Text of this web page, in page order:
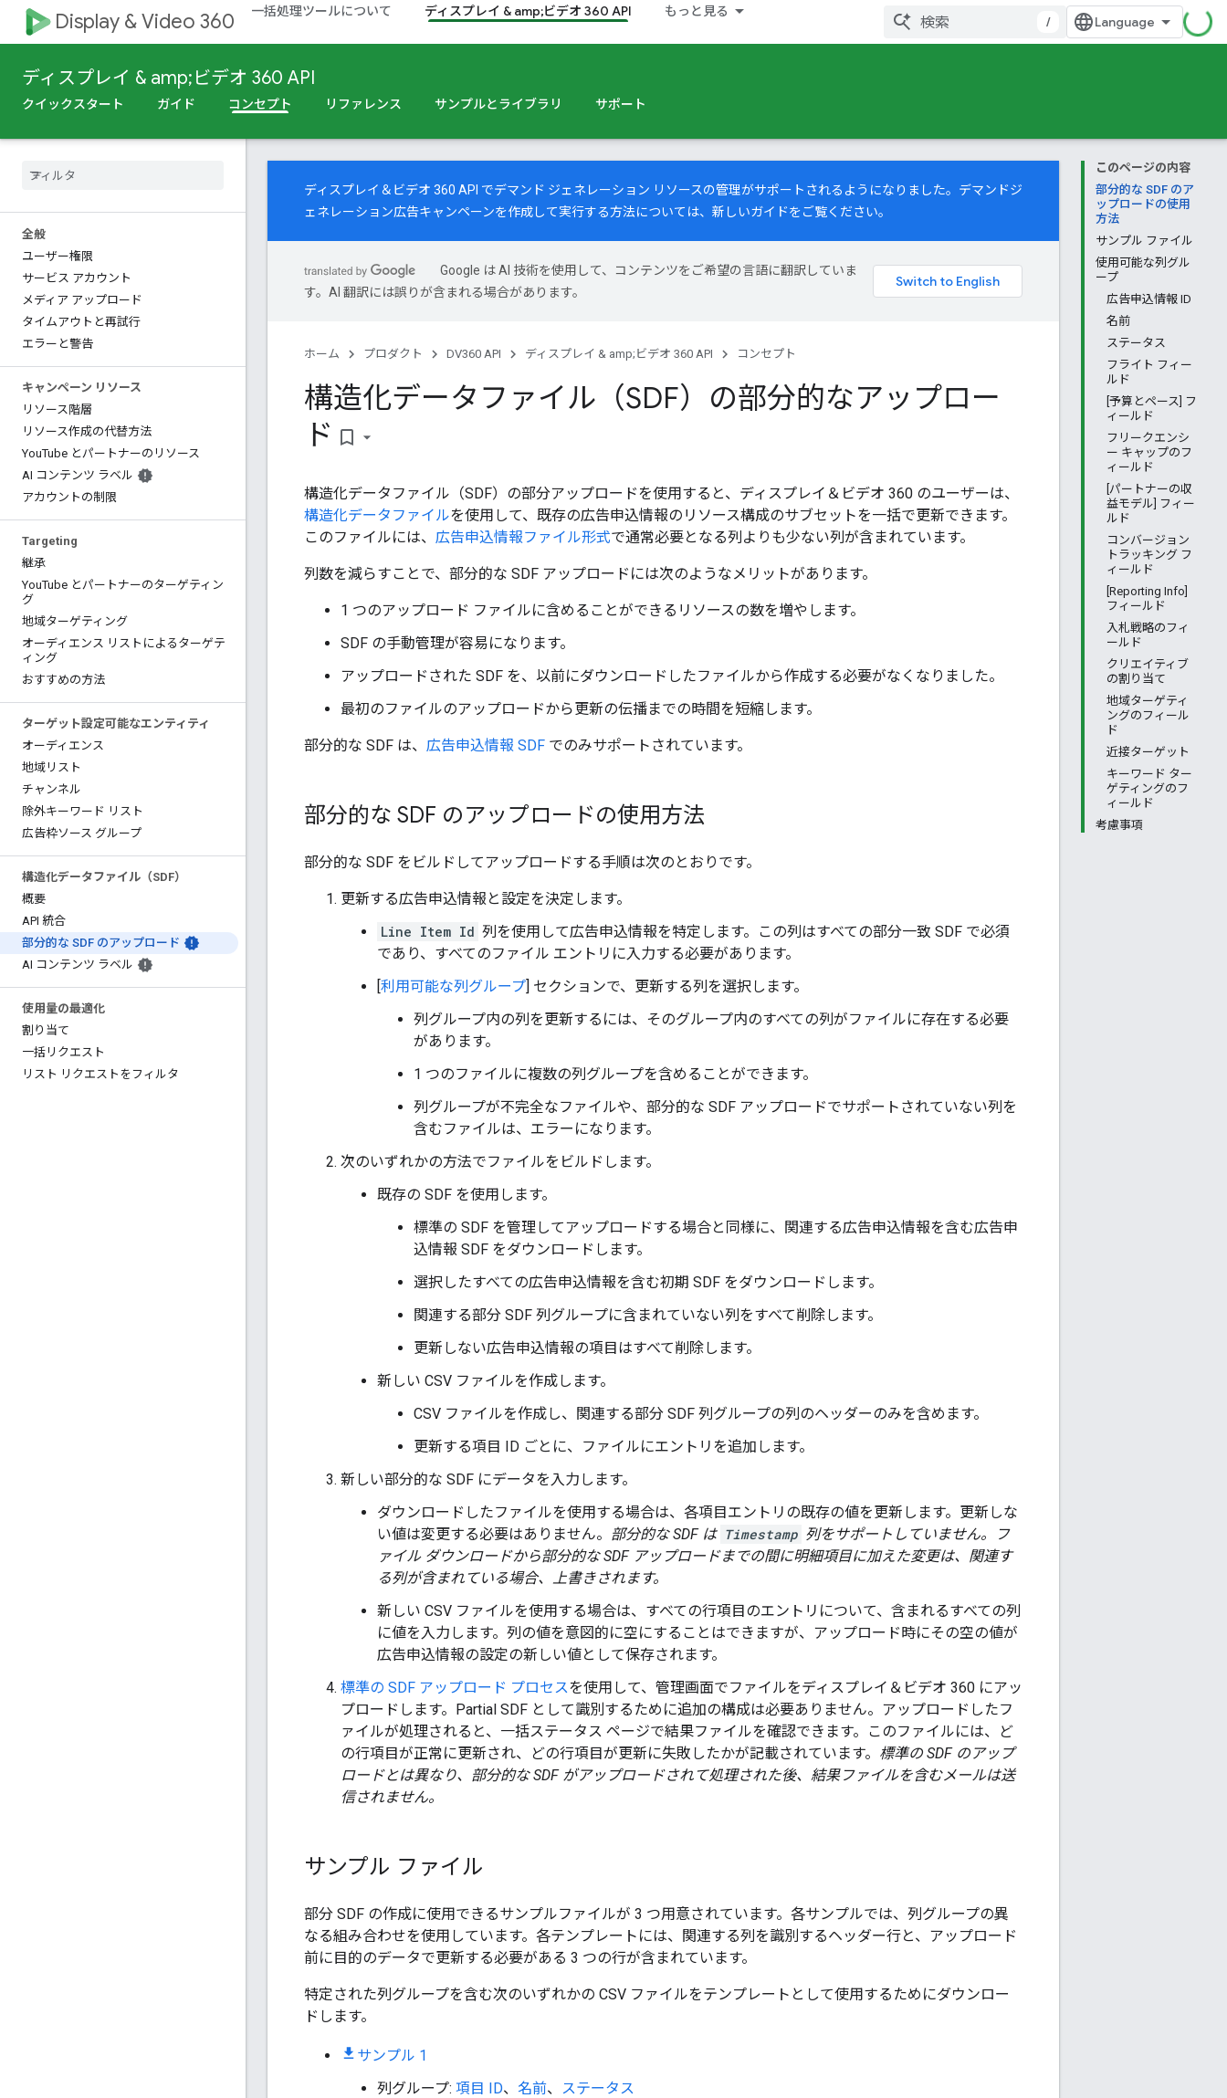
Display & Video 360 一括処理ツールについて ディスプレイ & amp;ビデオ 360 API もっと見る
/
ディスプレイ & amp;ビデオ 360 API
クイックスタート ガイド コンセプト リファレンス サンプルとライブラリ サポート
全般
ユーザー権限
サービス アカウント
メディア アップロード
タイムアウトと再試行
エラーと警告
キャンペーン リソース
リソース階層
リソース作成の代替方法
YouTube とパートナーのリソース
AI コンテンツ ラベル
アカウントの制限
Targeting
継承
YouTube とパートナーのターゲティン
グ
地域ターゲティング
オーディエンス リストによるターゲテ
ィング
おすすめの方法
ターゲット設定可能なエンティティ
オーディエンス
地域リスト
チャンネル
除外キーワード リスト
広告枠ソース グループ
構造化データファイル（SDF）
概要
API 統合
部分的な SDF のアップロード
AI コンテンツ ラベル
使用量の最適化
割り当て
一括リクエスト
リスト リクエストをフィルタ
このページの内容
部分的な SDF のア
ップロードの使用
方法
サンプル ファイル
使用可能な列グル
ープ
広告申込情報 ID
名前
ステータス
フライト フィー
ルド
[予算とペース] フ
ィールド
フリークエンシ
ー キャップのフ
ィールド
[パートナーの収
益モデル] フィー
ルド
コンバージョン
トラッキング フ
ィールド
[Reporting Info]
フィールド
入札戦略のフィ
ールド
クリエイティブ
の割り当て
地域ターゲティ
ングのフィール
ド
近接ターゲット
キーワード ター
ゲティングのフ
ィールド
考慮事項
ディスプレイ＆ビデオ 360 API でデマンド ジェネレーション リソースの管理がサポートされるようになりました。デマンドジ
ェネレーション広告キャンペーンを作成して実行する方法については、 新しいガイドをご覧ください。
Google は AI 技術を使用して、コンテンツをご希望の言語に翻訳していま
す。AI 翻訳には誤りが含まれる場合があります。
ホーム プロダクト DV360 API ディスプレイ & amp;ビデオ 360 API コンセプト
構造化データファイル（SDF）の部分的なアップロー
ド bookmark_border
構造化データファイル（SDF）の部分アップロードを使用すると、ディスプレイ＆ビデオ 360 のユーザーは、
構造化データファイルを使用して、既存の広告申込情報のリソース構成のサブセットを一括で更新できます。
このファイルには、 広告申込情報ファイル形式で通常必要となる列よりも少ない列が含まれています。
列数を減らすことで、部分的な SDF アップロードには次のようなメリットがあります。
1 つのアップロード ファイルに含めることができるリソースの数を増やします。
SDF の手動管理が容易になります。
アップロードされた SDF を、以前にダウンロードしたファイルから作成する必要がなくなりました。
最初のファイルのアップロードから更新の伝播までの時間を短縮します。
部分的な SDF は、 広告申込情報 SDF でのみサポートされています。
部分的な SDF のアップロードの使用方法
部分的な SDF をビルドしてアップロードする手順は次のとおりです。
更新する広告申込情報と設定を決定します。
Line Item Id 列を使用して広告申込情報を特定します。この列はすべての部分一致 SDF で必須
であり、すべてのファイル エントリに入力する必要があります。
[利用可能な列グループ] セクションで、更新する列を選択します。
列グループ内の列を更新するには、そのグループ内のすべての列がファイルに存在する必要
があります。
1 つのファイルに複数の列グループを含めることができます。
列グループが不完全なファイルや、部分的な SDF アップロードでサポートされていない列を
含むファイルは、エラーになります。
次のいずれかの方法でファイルをビルドします。
既存の SDF を使用します。
標準の SDF を管理してアップロードする場合と同様に、関連する広告申込情報を含む広告申
込情報 SDF をダウンロードします。
選択したすべての広告申込情報を含む初期 SDF をダウンロードします。
関連する部分 SDF 列グループに含まれていない列をすべて削除します。
更新しない広告申込情報の項目はすべて削除します。
新しい CSV ファイルを作成します。
CSV ファイルを作成し、関連する部分 SDF 列グループの列のヘッダーのみを含めます。
更新する項目 ID ごとに、ファイルにエントリを追加します。
新しい部分的な SDF にデータを入力します。
ダウンロードしたファイルを使用する場合は、各項目エントリの既存の値を更新します。更新しな
い値は変更する必要はありません。 部分的な SDF は Timestamp 列をサポートしていません。フ
ァイル ダウンロードから部分的な SDF アップロードまでの間に明細項目に加えた変更は、関連す
る列が含まれている場合、上書きされます。
新しい CSV ファイルを使用する場合は、すべての行項目のエントリについて、含まれるすべての列
に値を入力します。列の値を意図的に空にすることはできますが、アップロード時にその空の値が
広告申込情報の設定の新しい値として保存されます。
標準の SDF アップロード プロセスを使用して、管理画面でファイルをディスプレイ＆ビデオ 360 にアッ
プロードします。Partial SDF として識別するために追加の構成は必要ありません。アップロードしたフ
ァイルが処理されると、一括ステータス ページで結果ファイルを確認できます。このファイルには、ど
の行項目が正常に更新され、どの行項目が更新に失敗したかが記載されています。 標準の SDF のアップ
ロードとは異なり、部分的な SDF がアップロードされて処理された後、結果ファイルを含むメールは送
信されません。
サンプル ファイル
部分 SDF の作成に使用できるサンプルファイルが 3 つ用意されています。各サンプルでは、列グループの異
なる組み合わせを使用しています。各テンプレートには、関連する列を識別するヘッダー行と、アップロード
前に目的のデータで更新する必要がある 3 つの行が含まれています。
特定された列グループを含む次のいずれかの CSV ファイルをテンプレートとして使用するためにダウンロー
ドします。
サンプル 1
列グループ: 項目 ID、 名前、 ステータス